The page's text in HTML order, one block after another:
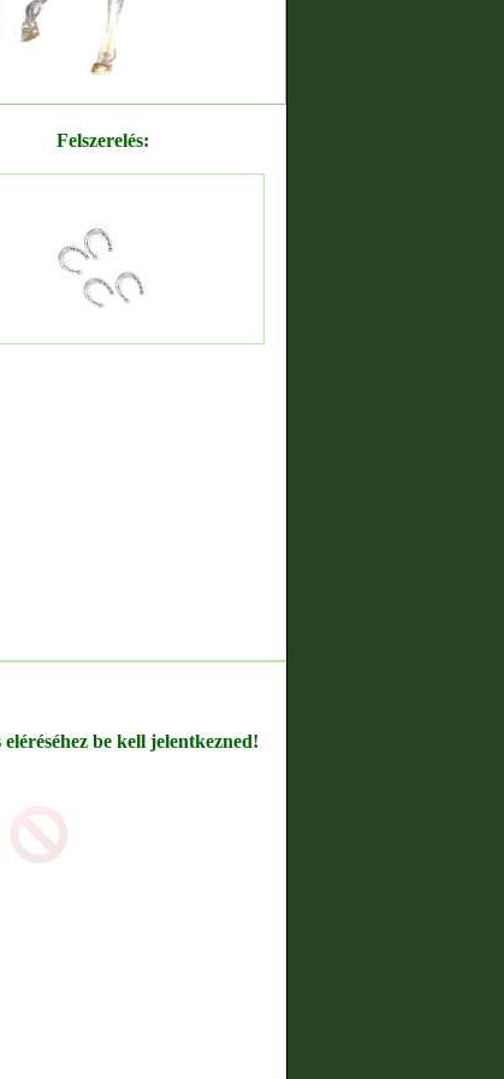
Felszerelés:
eléréséhez be kell jelentkezned!